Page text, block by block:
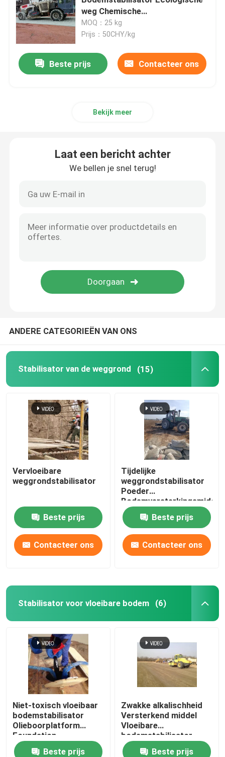
Versterking van slib
Vloeibare bodemstabilisator
Natriumsilicaat van waterglas
Waterhoudend middel
Natspuitmachine
weg Chemische
bodemstabilisatie
MOQ：25 kg
Prijs：50CHY/kg
Beste prijs Contacteer ons
Bekijk meer
Laat een bericht achter
We bellen je snel terug!
ANDERE CATEGORIEËN VAN ONS
Stabilisator van de weggrond (15)
Vervloeibare
weggrondstabilisator
Beste prijs
Contacteer ons
Tijdelijke
weggrondstabilisator
Poeder
Bodemversterkingsmiddel
Parkeerterrein
Versterkingsmiddel
Beste prijs
Contacteer ons
Stabilisator voor vloeibare bodem (6)
Niet-toxisch vloeibaar
bodemstabilisator
Olieboorplatform
Foundation
Bodemstabilisatie
Beste prijs
Zwakke alkalischheid
Versterkend middel
Vloeibare
bodemstabilisator
Biologisch enzym
Beste prijs